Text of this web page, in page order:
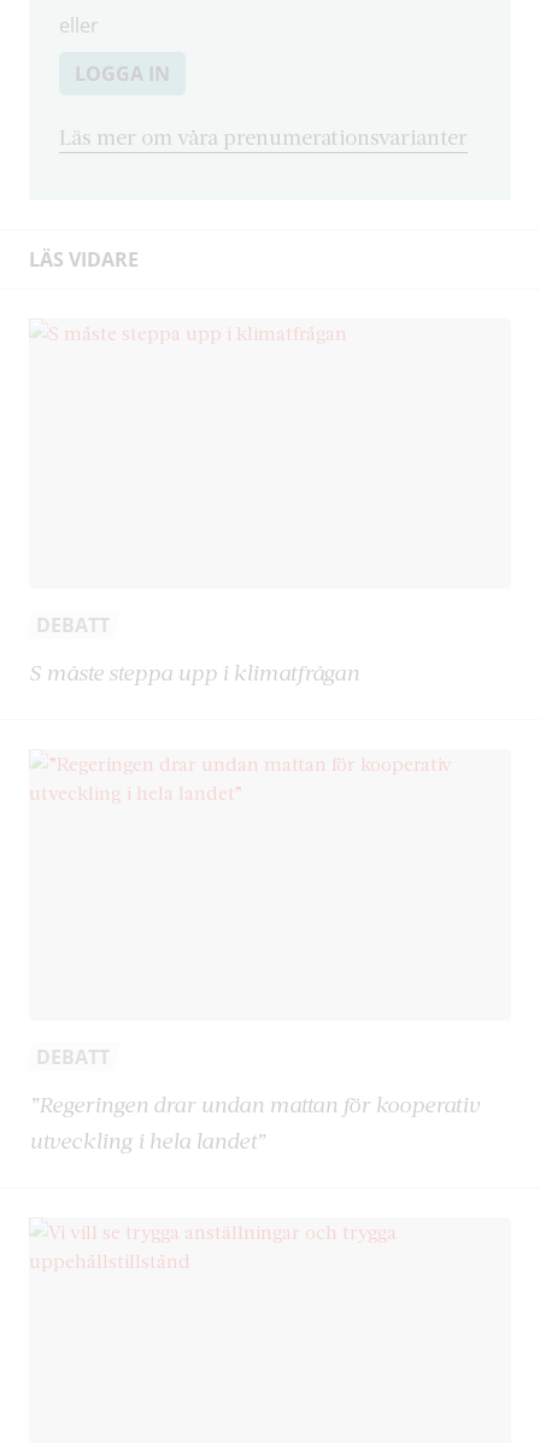
eller
LOGGA IN
Läs mer om våra prenumerationsvarianter
LÄS VIDARE
DEBATT
S måste steppa upp i klimatfrågan
DEBATT
”Regeringen drar undan mattan för kooperativ
utveckling i hela landet”